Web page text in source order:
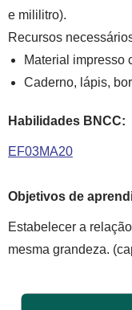
e mililitro).
Recursos
Material impresso
Caderno, lápis,
Habilidades BNCC:
EF03MA20
Objetivos de
Estabelecer a
mesma grandeza.